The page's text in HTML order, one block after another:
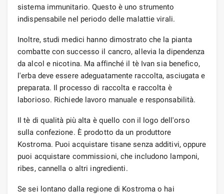
sistema immunitario. Questo è uno strumento
indispensabile nel periodo delle malattie virali.
Inoltre, studi medici hanno dimostrato che la pianta
combatte con successo il cancro, allevia la dipendenza
da alcol e nicotina. Ma affinché il tè Ivan sia benefico,
l'erba deve essere adeguatamente raccolta, asciugata e
preparata. Il processo di raccolta e raccolta è
laborioso. Richiede lavoro manuale e responsabilità.
Il tè di qualità più alta è quello con il logo dell'orso
sulla confezione. È prodotto da un produttore
Kostroma. Puoi acquistare tisane senza additivi, oppure
puoi acquistare commissioni, che includono lamponi,
ribes, cannella o altri ingredienti.
Se sei lontano dalla regione di Kostroma o hai